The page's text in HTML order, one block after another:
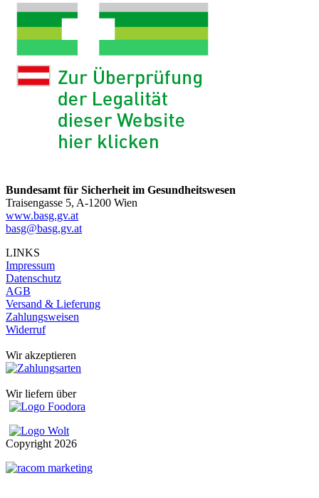
Bundesamt für Sicherheit im Gesundheitswesen
Traisengasse 5, A-1200 Wien
www.basg.gv.at
basg@basg.gv.at
LINKS
Impressum
Datenschutz
AGB
Versand & Lieferung
Zahlungsweisen
Widerruf
Wir akzeptieren
Wir liefern über
Copyright 2026